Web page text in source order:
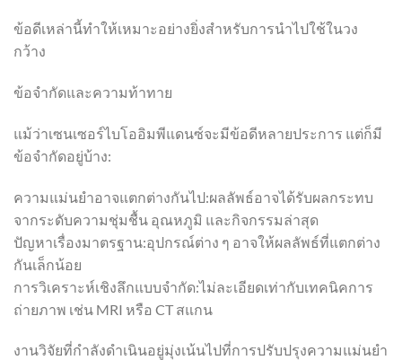
ข้อดีเหล่านี้ทำให้เหมาะอย่างยิ่งสำหรับการนำไปใช้ในวง
กว้าง
ข้อจำกัดและความท้าทาย
แม้ว่าเซนเซอร์ไบโออิมพีแดนซ์จะมีข้อดีหลายประการ แต่ก็มี
ข้อจำกัดอยู่บ้าง:
ความแม่นยำอาจแตกต่างกันไป:ผลลัพธ์อาจได้รับผลกระทบ
จากระดับความชุ่มชื้น อุณหภูมิ และกิจกรรมล่าสุด
ปัญหาเรื่องมาตรฐาน:อุปกรณ์ต่าง ๆ อาจให้ผลลัพธ์ที่แตกต่าง
กันเล็กน้อย
การวิเคราะห์เชิงลึกแบบจำกัด:ไม่ละเอียดเท่ากับเทคนิคการ
ถ่ายภาพ เช่น MRI หรือ CT สแกน
งานวิจัยที่กำลังดำเนินอยู่มุ่งเน้นไปที่การปรับปรุงความแม่นยำ